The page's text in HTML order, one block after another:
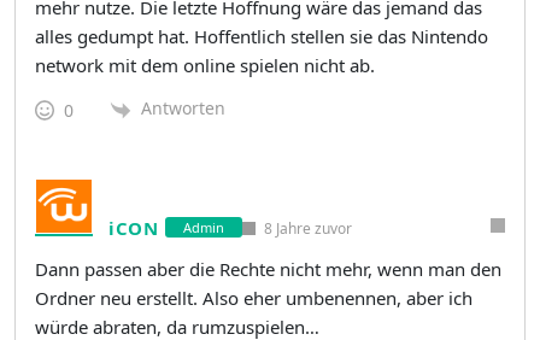
mehr nutze. Die letzte Hoffnung wäre das jemand das
alles gedumpt hat. Hoffentlich stellen sie das Nintendo
network mit dem online spielen nicht ab.
0 Antworten
iCON Admin 8 Jahre zuvor
Dann passen aber die Rechte nicht mehr, wenn man den
Ordner neu erstellt. Also eher umbenennen, aber ich
würde abraten, da rumzuspielen…